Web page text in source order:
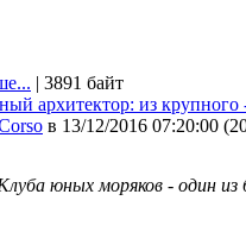
| 3891 байт
архитектор: из
в 13/12/2016 07:20:00 (
юных моряков - один